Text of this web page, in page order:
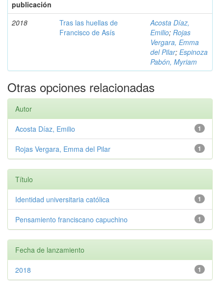
publicación
2018
Tras las huellas de
Francisco de Asís
Acosta Díaz,
Emilio; Rojas
Vergara, Emma
del Pilar; Espinoza
Pabón, Myriam
Otras opciones relacionadas
Autor
1
Acosta Díaz, Emilio
1
Rojas Vergara, Emma del Pilar
Título
1
Identidad universitaria católica
1
Pensamiento franciscano capuchino
Fecha de lanzamiento
1
2018